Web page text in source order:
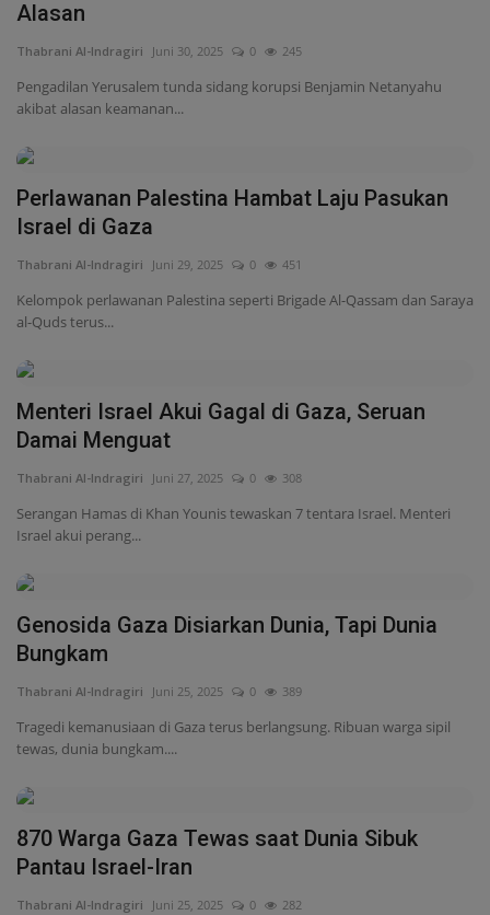
Israel di Gaza
Thabrani Al-Indragiri Juni 29, 2025 0 451
Kelompok perlawanan Palestina seperti Brigade Al-Qassam dan Saraya
al-Quds terus...
Menteri Israel Akui Gagal di Gaza, Seruan
Damai Menguat
Thabrani Al-Indragiri Juni 27, 2025 0 308
Serangan Hamas di Khan Younis tewaskan 7 tentara Israel. Menteri
Israel akui perang...
Genosida Gaza Disiarkan Dunia, Tapi Dunia
Bungkam
Thabrani Al-Indragiri Juni 25, 2025 0 389
Tragedi kemanusiaan di Gaza terus berlangsung. Ribuan warga sipil
tewas, dunia bungkam....
870 Warga Gaza Tewas saat Dunia Sibuk
Pantau Israel-Iran
Thabrani Al-Indragiri Juni 25, 2025 0 282
Ketika dunia fokus pada konflik Israel-Iran, serangan brutal Israel di
Gaza menewaskan...
Hamas: Bantuan Gaza Jadi Jebakan Maut,
454 Tewas
Thabrani Al-Indragiri Juni 25, 2025 0 248